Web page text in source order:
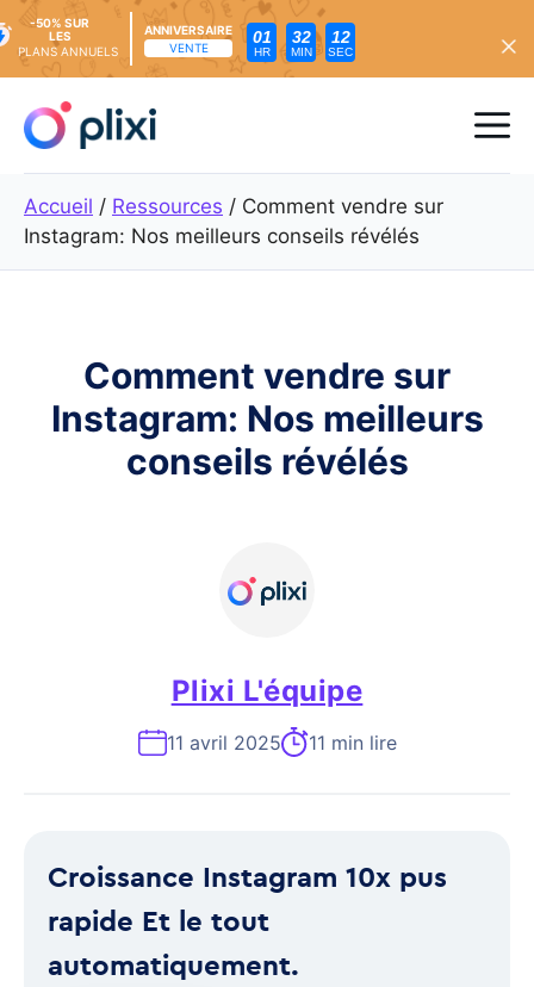
content
-50% SUR
LES
PLANS ANNUELS
ANNIVERSAIRE
VENTE
01
HR
32
MIN
11
SEC
Accueil / Ressources / Comment vendre sur
Instagram: Nos meilleurs conseils révélés
Comment vendre sur
Instagram: Nos meilleurs
conseils révélés
Plixi L'équipe
11 avril 2025 11 min lire
Croissance Instagram 10x pus
rapide Et le tout
automatiquement.